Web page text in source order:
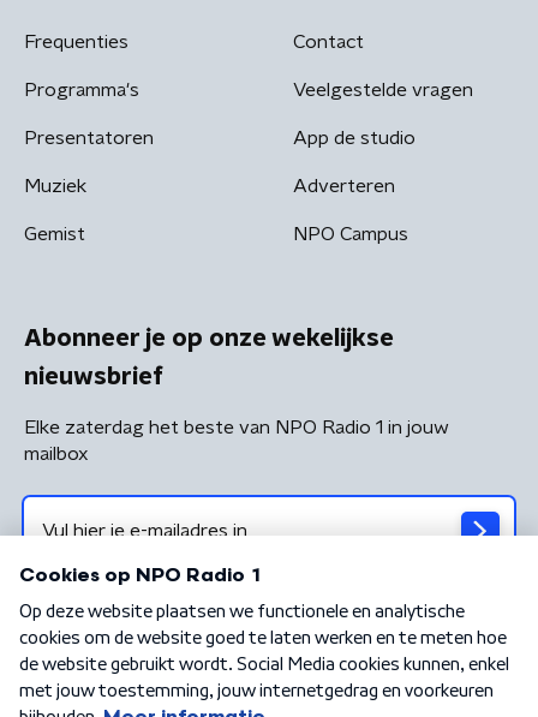
Frequenties
Programma's
Presentatoren
Muziek
Gemist
Contact
Veelgestelde vragen
App de studio
Adverteren
NPO Campus
Abonneer je op onze wekelijkse
nieuwsbrief
Elke zaterdag het beste van NPO Radio 1 in jouw
mailbox
Algemene voorwaarden